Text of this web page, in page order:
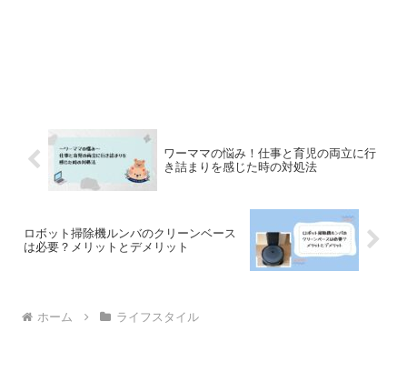
ワーママの悩み！仕事と育児の両立に行
き詰まりを感じた時の対処法
ロボット掃除機ルンバのクリーンベース
は必要？メリットとデメリット
ホーム ライフスタイル